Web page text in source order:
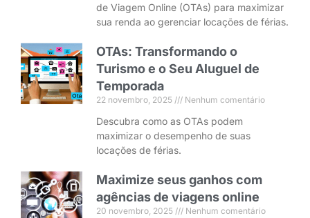
de Viagem Online (OTAs) para maximizar
sua renda ao gerenciar locações de férias.
OTAs: Transformando o
Turismo e o Seu Aluguel de
Temporada
22 novembro, 2025 Nenhum comentário
Descubra como as OTAs podem
maximizar o desempenho de suas
locações de férias.
Maximize seus ganhos com
agências de viagens online
20 novembro, 2025 Nenhum comentário